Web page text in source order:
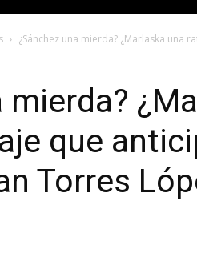
¿Sánchez una mierda? ¿Marlaska una
mierda?
que
Torres